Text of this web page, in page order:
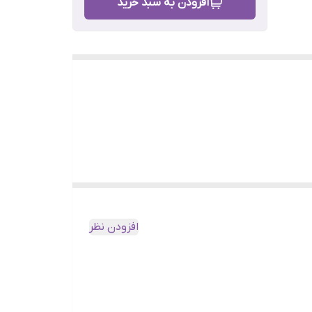
افزودن به سبد خرید
افزودن نظر